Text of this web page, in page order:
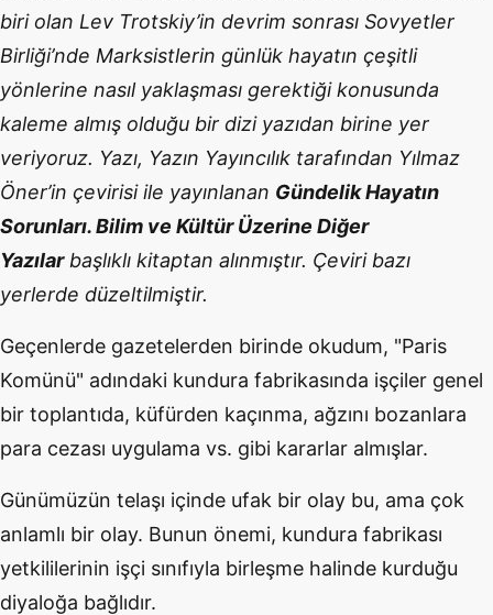
biri olan Lev Trotskiy’in devrim sonrası Sovyetler
Birliği’nde Marksistlerin günlük hayatın çeşitli
yönlerine nasıl yaklaşması gerektiği konusunda
kaleme almış olduğu bir dizi yazıdan birine yer
veriyoruz. Yazı, Yazın Yayıncılık tarafından Yılmaz
Öner’in çevirisi ile yayınlanan Gündelik Hayatın
Sorunları. Bilim ve Kültür Üzerine Diğer
Yazılarbaşlıklı kitaptan alınmıştır. Çeviri bazı
yerlerde düzeltilmiştir.
Geçenlerde gazetelerden birinde okudum, "Paris
Komünü" adındaki kundura fabrikasında işçiler genel
bir toplantıda, küfürden kaçınma, ağzını bozanlara
para cezası uygulama vs. gibi kararlar almışlar.
Günümüzün telaşı içinde ufak bir olay bu, ama çok
anlamlı bir olay. Bunun önemi, kundura fabrikası
yetkililerinin işçi sınıfıyla birleşme halinde kurduğu
diyaloğa bağlıdır.